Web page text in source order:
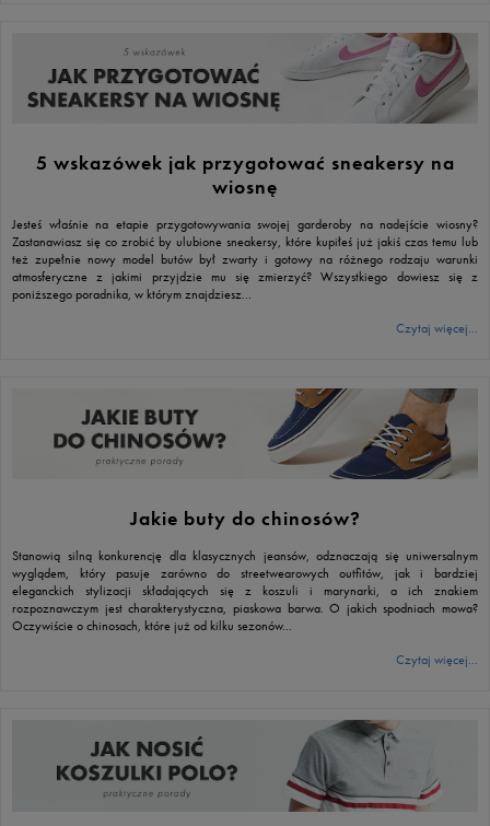
5 wskazówek jak przygotować sneakersy na
wiosnę
Jesteś właśnie na etapie przygotowywania swojej garderoby na nadejście wiosny?
Zastanawiasz się co zrobić by ulubione sneakersy, które kupiłeś już jakiś czas temu lub
też zupełnie nowy model butów był zwarty i gotowy na różnego rodzaju warunki
atmosferyczne z jakimi przyjdzie mu się zmierzyć? Wszystkiego dowiesz się z
poniższego poradnika, w którym znajdziesz...
Czytaj więcej...
Jakie buty do chinosów?
Stanowią silną konkurencję dla klasycznych jeansów, odznaczają się uniwersalnym
wyglądem, który pasuje zarówno do streetwearowych outfitów, jak i bardziej
eleganckich stylizacji składających się z koszuli i marynarki, a ich znakiem
rozpoznawczym jest charakterystyczna, piaskowa barwa. O jakich spodniach mowa?
Oczywiście o chinosach, które już od kilku sezonów...
Czytaj więcej...